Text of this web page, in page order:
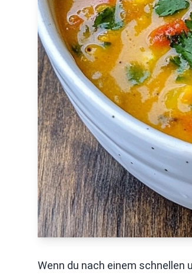
Wenn du nach einem schnellen